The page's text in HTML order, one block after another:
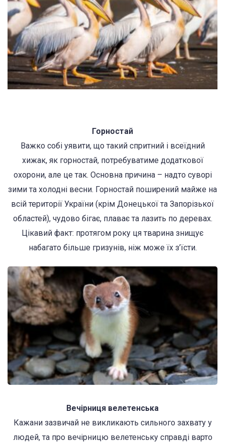
Горностай
Важко собі уявити, що такий спритний і всеїдний
хижак, як горностай, потребуватиме додаткової
охорони, але це так. Основна причина – надто суворі
зими та холодні весни. Горностай поширений майже на
всій території України (крім Донецької та Запорізької
областей), чудово бігає, плаває та лазить по деревах.
Цікавий факт: протягом року ця тварина знищує
набагато більше гризунів, ніж може їх з’їсти.
Вечірниця велетенська
Кажани зазвичай не викликають сильного захвату у
людей, та про вечірницю велетенську справді варто